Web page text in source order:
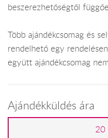
beszerezhetőségtől
Több ajándékcsomag és
rendelhető egy
együtt ajándékcsomag
Ajándékküldés ára
20